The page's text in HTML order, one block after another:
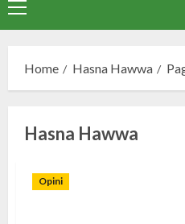
Primary
Menu
Home Hasna Hawwa
Hasna Hawwa
Opini